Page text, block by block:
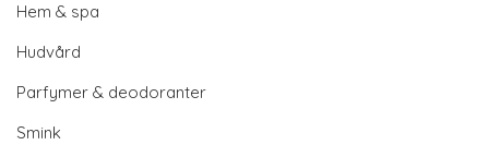
Hem & spa
Hudvård
Parfymer & deodoranter
Smink